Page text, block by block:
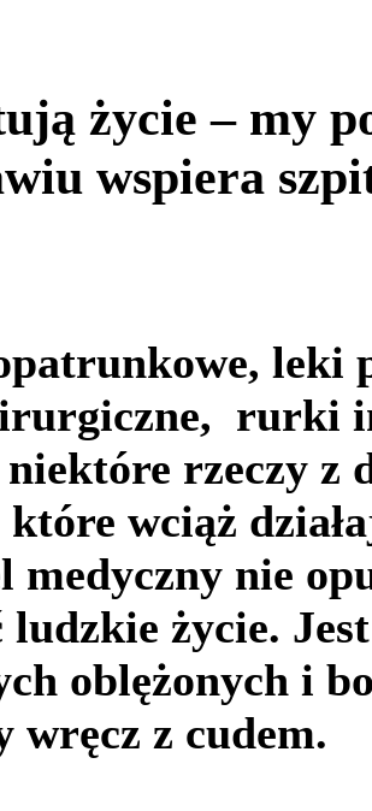
życie – my
wspiera
leki
rurki
rzeczy z
wciąż
medyczny nie
ludzkie życie.
oblężonych i
wręcz z cudem.